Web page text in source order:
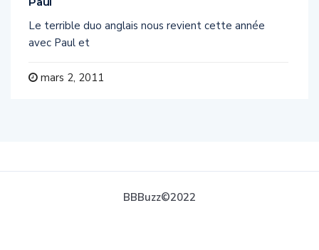
Le terrible duo anglais nous revient cette année
avec Paul et
mars 2, 2011
BBBuzz©2022